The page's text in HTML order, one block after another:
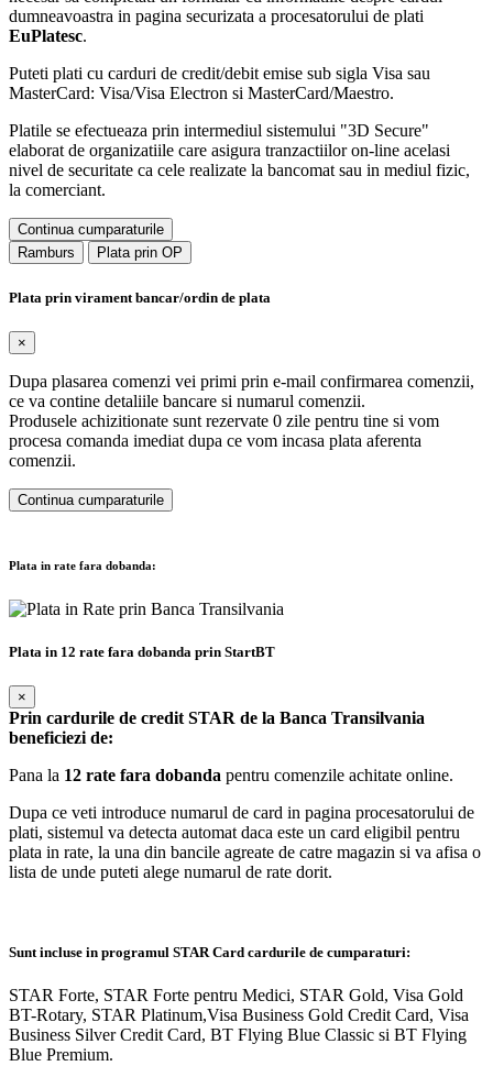
dumneavoastra in pagina securizata a procesatorului de plati
EuPlatesc.
Puteti plati cu carduri de credit/debit emise sub sigla Visa sau
MasterCard: Visa/Visa Electron si MasterCard/Maestro.
Platile se efectueaza prin intermediul sistemului "3D Secure"
elaborat de organizatiile care asigura tranzactiilor on-line acelasi
nivel de securitate ca cele realizate la bancomat sau in mediul fizic,
la comerciant.
Continua cumparaturile
Ramburs
Plata prin OP
Plata prin virament bancar/ordin de plata
×
Dupa plasarea comenzi vei primi prin e-mail confirmarea comenzii,
ce va contine detaliile bancare si numarul comenzii.
Produsele achizitionate sunt rezervate 0 zile pentru tine si vom
procesa comanda imediat dupa ce vom incasa plata aferenta
comenzii.
Continua cumparaturile
Plata in rate fara dobanda:
Plata in 12 rate fara dobanda prin StartBT
×
Prin cardurile de credit STAR de la Banca Transilvania
beneficiezi de:
Pana la 12 rate fara dobanda pentru comenzile achitate online.
Dupa ce veti introduce numarul de card in pagina procesatorului de
plati, sistemul va detecta automat daca este un card eligibil pentru
plata in rate, la una din bancile agreate de catre magazin si va afisa o
lista de unde puteti alege numarul de rate dorit.
Sunt incluse in programul STAR Card cardurile de cumparaturi:
STAR Forte, STAR Forte pentru Medici, STAR Gold, Visa Gold
BT-Rotary, STAR Platinum,Visa Business Gold Credit Card, Visa
Business Silver Credit Card, BT Flying Blue Classic si BT Flying
Blue Premium.